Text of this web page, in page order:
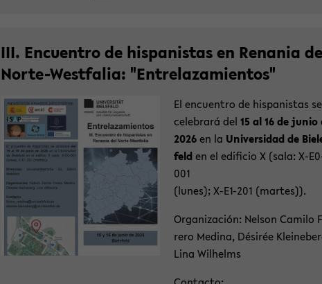
III. En­cuen­tro de his­pa­nis­tas en Rena­nia
Norte-​Westfalia: "Ent­re­laza­mi­ent­os"
El en­cuen­tro de his­pa­nis­tas se
ce­le­brará del 15 al 16 de junio
2026en la Uni­ver­sidad de
feld en el edi­fi­cio X (sala: X-​
001
(lunes); X-​E1-201 (mar­tes)).
Or­ga­ni­za­ción: Nel­son Ca­mi­lo
re­ro Me­di­na, Désirée
Lina Wil­helms